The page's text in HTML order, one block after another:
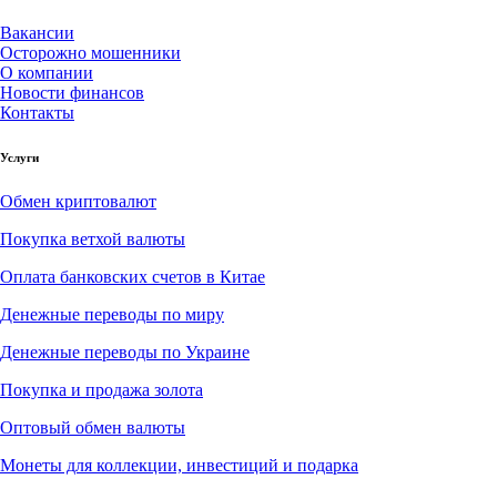
Вакансии
Осторожно мошенники
О компании
Новости финансов
Контакты
Услуги
Обмен криптовалют
Покупка ветхой валюты
Оплата банковских счетов в Китае
Денежные переводы по миру
Денежные переводы по Украине
Покупка и продажа золота
Оптовый обмен валюты
Монеты для коллекции, инвестиций и подарка